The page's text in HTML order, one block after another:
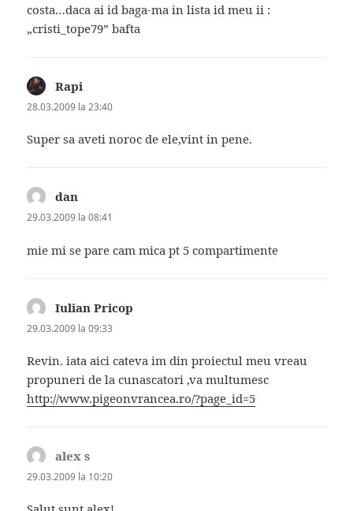
costa…daca ai id baga-ma in lista id meu ii :
„cristi_tope79” bafta
Rapi
28.03.2009 la 23:40
Super sa aveti noroc de ele,vint in pene.
dan
29.03.2009 la 08:41
mie mi se pare cam mica pt 5 compartimente
Iulian Pricop
29.03.2009 la 09:33
Revin. iata aici cateva im din proiectul meu vreau
propuneri de la cunascatori ,va multumesc
http://www.pigeonvrancea.ro/?page_id=5
alex s
29.03.2009 la 10:20